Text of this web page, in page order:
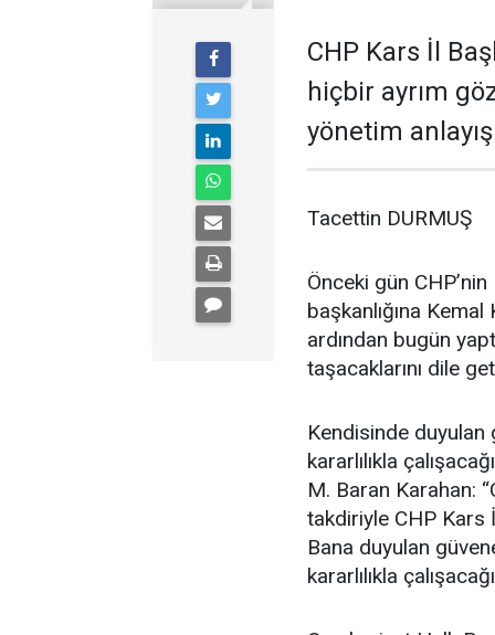
CHP Kars İl
hiçbir ayrım
yönetim
Tacettin DURMUŞ
Önceki gün
başkanlığına Kemal
ardından bugün
taşacaklarını dile
Kendisinde duyulan
kararlılıkla
M. Baran Karahan:
takdiriyle CHP Kars
Bana duyulan
kararlılıkla